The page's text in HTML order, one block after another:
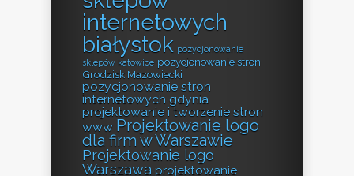
internetowych
białystok pozycjonowanie
sklepów katowice pozycjonowanie stron
Grodzisk Mazowiecki
pozycjonowanie stron
internetowych gdynia
projektowanie i tworzenie stron
www Projektowanie logo
dla firm w Warszawie
Projektowanie logo
Warszawa projektowanie